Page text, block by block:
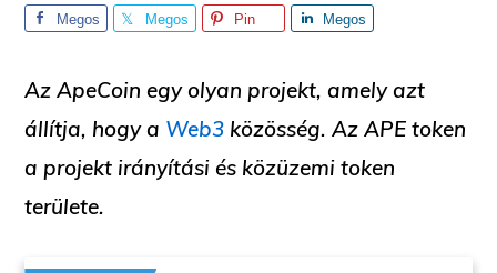
Megos
Megos
Pin
Megos
Az ApeCoin egy olyan projekt, amely azt
állítja, hogy a Web3 közösség. Az APE token
a projekt irányítási és közüzemi token
területe.